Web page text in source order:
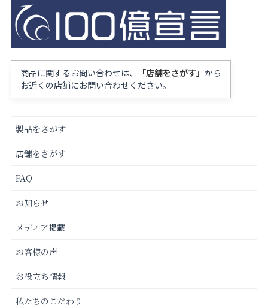
商品に関するお問い合わせは、 「店舗をさがす」 から
お近くの店舗にお問い合わせください。
製品をさがす
店舗をさがす
FAQ
お知らせ
メディア掲載
お客様の声
お役立ち情報
私たちのこだわり